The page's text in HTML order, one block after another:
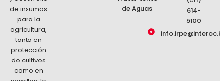
de insumos
para la
agricultura,
tanto en
protección
de cultivos
como en
de Aguas
614-
5100